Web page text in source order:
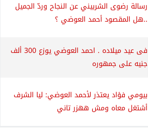
رسالة رضوى الشربيني عن النجاح وردّ الجميل
..هل المقصود أحمد العوضي ؟
فى عيد ميلاده . احمد العوضي يوزع 300 ألف
جنيه على جمهوره
بيومي فؤاد يعتذر لأحمد العوضي: ليا الشرف
أشتغل معاه ومش ههزر تاني